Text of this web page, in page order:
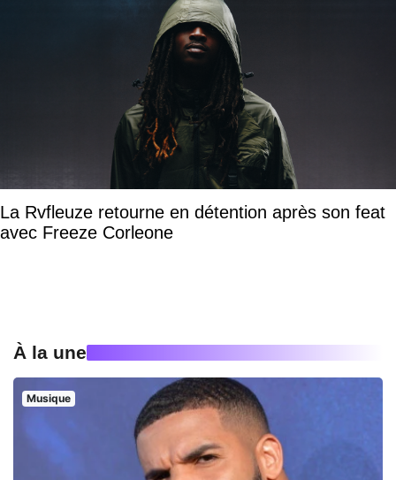
La Rvfleuze retourne en détention après son feat
avec Freeze Corleone
À la une
Musique